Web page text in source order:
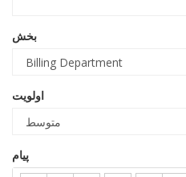
بخش
اولویت
پیام